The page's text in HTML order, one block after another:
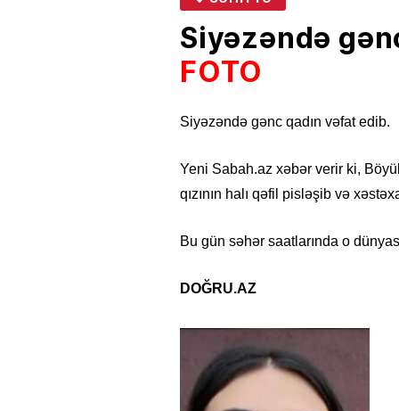
Siyəzəndə
FOTO
Siyəzəndə gənc qadın vəfat edib.
Yeni Sabah.az xəbər verir ki,
qızının halı qəfil pisləşib və
Bu gün səhər saatlarında o
DOĞRU.AZ